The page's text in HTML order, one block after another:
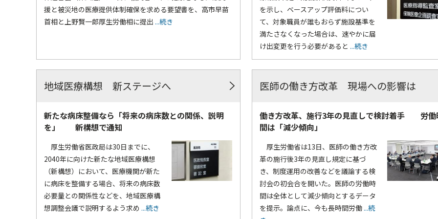
援と被災地の医療提供体制確保を求める要望書を、高市早苗
首相と上野賢一郎厚生労働相に提出 ...続き
を示し、ベースアップ評価料につい
て、対象職員が誰もおらず施設基準を
満たさなくなった場合は、速やかに届
け出変更を行う必要があると ...続き
地域医療構想 新ステージへ
新たな病床整備なら「将来の病床数との関係、説明
を」 新構想で通知
厚生労働省医政局は30日までに、
2040年に向けた新たな地域医療構想
（新構想）において、医療機関が新た
に病床を整備する場合、将来の病床数
必要量との関係性などを、地域医療構
想調整会議で説明するよう求め ...続き
医師の働き方改革 現場への影響は
働き方改革、施行3年の見直しで検討着手 労働
間は「減少傾向」
厚生労働省は13日、医師の働き方改
革の施行後3年の見直し規定に基づ
き、制度運用の改善などを議論する検
討会の初会合を開いた。医師の労働時
間は全体として減少傾向とするデータ
を提示。論点に、今も長時間労働...続